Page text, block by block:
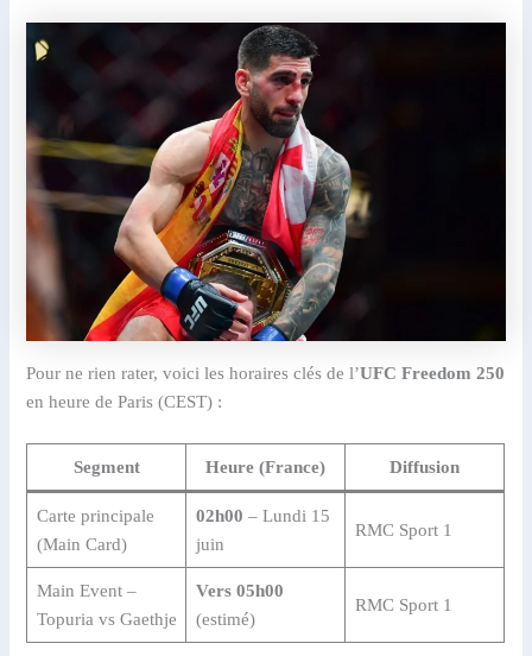
Pour ne rien rater, voici les horaires clés de l’UFC Freedom 250
en heure de Paris (CEST) :
Segment Heure (France) Diffusion
Carte principale
(Main Card)
02h00 – Lundi 15
juin
RMC Sport 1
Main Event –
Topuria vs Gaethje
Vers 05h00
(estimé)
RMC Sport 1